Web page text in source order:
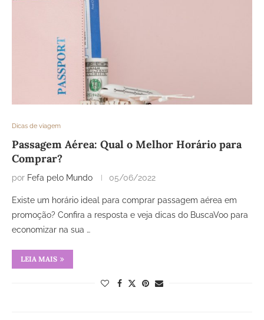
Dicas de viagem
Passagem Aérea: Qual o Melhor Horário para
Comprar?
por Fefa pelo Mundo 05/06/2022
Existe um horário ideal para comprar passagem aérea em
promoção? Confira a resposta e veja dicas do BuscaVoo para
economizar na sua …
LEIA MAIS